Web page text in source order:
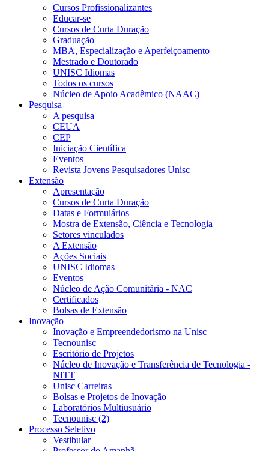
Cursos Profissionalizantes
Educar-se
Cursos de Curta Duração
Graduação
MBA, Especialização e Aperfeiçoamento
Mestrado e Doutorado
UNISC Idiomas
Todos os cursos
Núcleo de Apoio Acadêmico (NAAC)
Pesquisa
A pesquisa
CEUA
CEP
Iniciação Científica
Eventos
Revista Jovens Pesquisadores Unisc
Extensão
Apresentação
Cursos de Curta Duração
Datas e Formulários
Mostra de Extensão, Ciência e Tecnologia
Setores vinculados
A Extensão
Ações Sociais
UNISC Idiomas
Eventos
Núcleo de Ação Comunitária - NAC
Certificados
Bolsas de Extensão
Inovação
Inovação e Empreendedorismo na Unisc
Tecnounisc
Escritório de Projetos
Núcleo de Inovação e Transferência de Tecnologia -
NITT
Unisc Carreiras
Bolsas e Projetos de Inovação
Laboratórios Multiusuário
Tecnounisc (2)
Processo Seletivo
Vestibular